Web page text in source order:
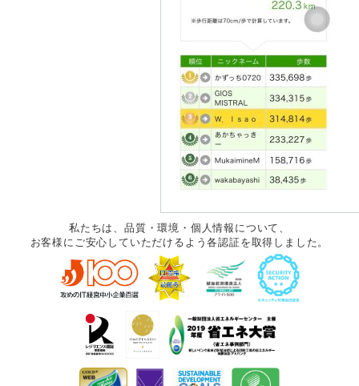
私たちは、品質・環境・個人情報について、
お客様にご安心していただけるよう各認証を取得しました。